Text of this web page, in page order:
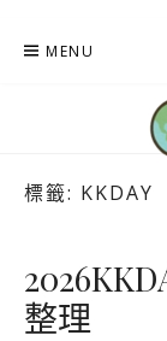
MENU
標籤: KKDAY
整理